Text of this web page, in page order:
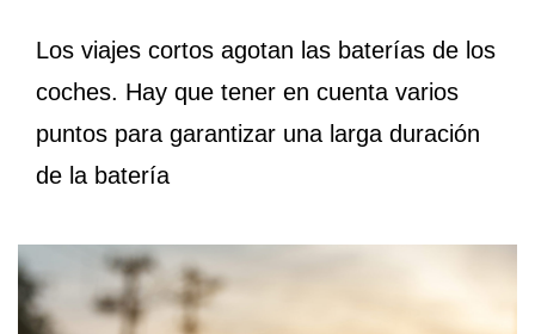
Los viajes cortos agotan las baterías de los
coches. Hay que tener en cuenta varios
puntos para garantizar una larga duración
de la batería